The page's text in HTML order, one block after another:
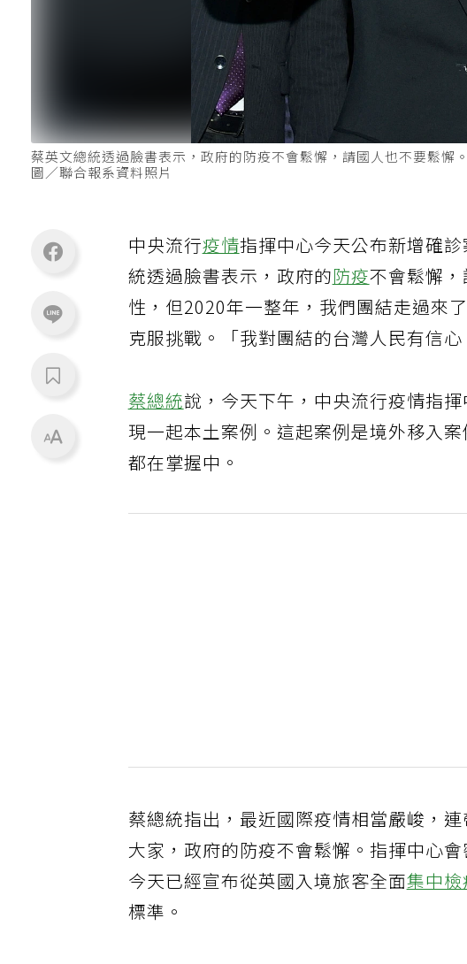
蔡英文總統透過臉書表示，政府的防疫不會鬆懈，請國人也不要鬆懈。
圖／聯合報系資料照片
中央流行疫情指揮中心今天公布新增確
統透過臉書表示，政府的防疫不會鬆懈
性，但2020年一整年，我們團結走過來
克服挑戰。「我對團結的台灣人民有信心
蔡總統說，今天下午，中央流行疫情指
現一起本土案例。這起案例是境外移入
都在掌握中。
蔡總統指出，最近國際疫情相當嚴峻，
大家，政府的防疫不會鬆懈。指揮中心
今天已經宣布從英國入境旅客全面集中
標準。